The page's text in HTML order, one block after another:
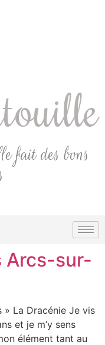
fait des bons
Arcs-sur-
» La Dracénie Je vis
et je m’y sens
élément tant au